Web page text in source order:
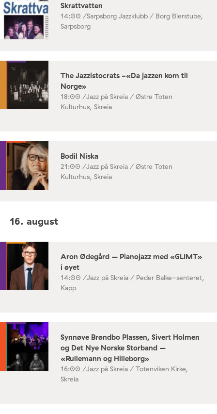
Skrattvatten
14:00 /Sarpsborg Jazzklubb / Borg Bierstube,
Sarpsborg
The Jazzistocrats -«Da jazzen kom til
Norge»
18:00 /Jazz på Skreia / Østre Toten
Kulturhus, Skreia
Bodil Niska
21:00 /Jazz på Skreia / Østre Toten
Kulturhus, Skreia
16. august
Aron Ødegård – Pianojazz med «GLIMT»
i øyet
14:00 /Jazz på Skreia / Peder Balke-senteret,
Kapp
Synnøve Brøndbo Plassen, Sivert Holmen
og Det Nye Norske Storband –
«Rullemann og Hilleborg»
16:00 /Jazz på Skreia / Totenviken Kirke,
Skreia